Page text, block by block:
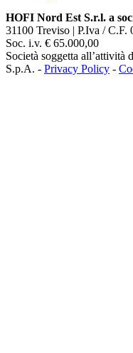
HOFI Nord Est S.r.l. a
31100 Treviso | P.Iva /
Soc. i.v. € 65.000,00
Società soggetta
S.p.A. - Privacy Policy -